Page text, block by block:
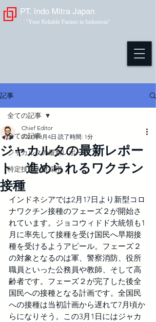
PT. Indo Mitra Japan
"Your Reliable Partner in Indonesia"
記事
全ての記事
ジャカルタの最新レポート
特定技能人材採用
全ての記事
ジャカルタの最新レポー
ト 進められるワクチン
接種
Chief Editor
2021年3月4日 読了時間: 1分
インドネシアでは2月17日より新型コロ
ナワクチン接種のフェーズ２が開始さ
れています。ジョコウィドド大統領も1
月に率先して接種を受け国民へ早期接
種を受けるようアピール。フェーズ２
の対象となるのは軍、警察消防、役所
職員といった公務員や教師、そして高
齢者です。フェーズ２が完了した後全
国民への接種となる計画です。全国民
への接種は当初計画から遅れて7月頃か
らになりそう。この3月1日にはジャカ